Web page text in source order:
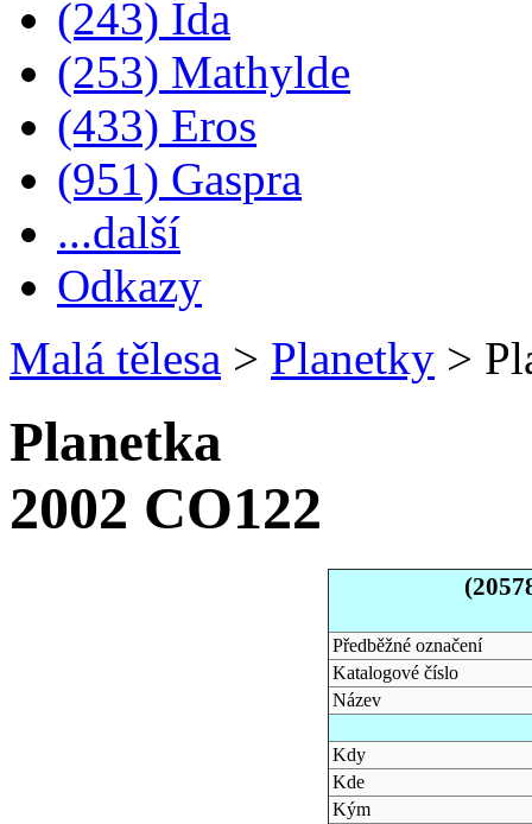
(243) Ida
(253) Mathylde
(433) Eros
(951) Gaspra
...další
Odkazy
Malá tělesa > Planetky >
Planetka
2002 CO122
Předběžné označení
Katalogové číslo
Název
Kdy
Kde
Kým